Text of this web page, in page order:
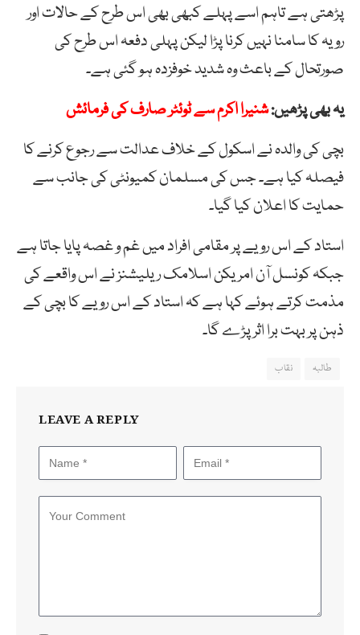
پڑھتی ہے تاہم اسے پہلے کبھی بھی اس طرح کے حالات اور
رویہ کا سامنا نہیں کرنا پڑا لیکن پہلی دفعہ اس طرح کی
صورتحال کے باعث وہ شدید خوفزدہ ہو گئی ہے۔
یہ بھی پڑھیں:شنیرا اکرم سے ٹوئٹر صارف کی فرمائش
بچی کی والدہ نے اسکول کے خلاف عدالت سے رجوع کرنے کا
فیصلہ کیا ہے۔ جس کی مسلمان کمیونٹی کی جانب سے
حمایت کا اعلان کیا گیا۔
استاد کے اس رویے پر مقامی افراد میں غم و غصہ پایا جاتا ہے
جبکہ کونسل آن امریکن اسلامک ریلیشنز نے اس واقعے کی
مذمت کرتے ہوئے کہا ہے کہ استاد کے اس رویے کا بچی کے
ذہن پر بہت برا اثر پڑے گا۔
طالبہ نقاب
LEAVE A REPLY